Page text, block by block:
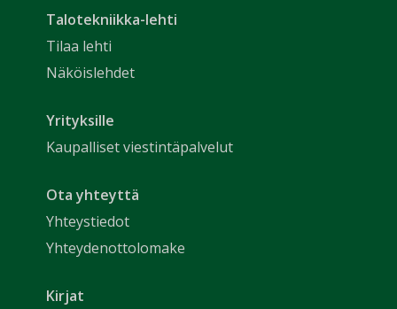
Talotekniikka-lehti
Tilaa lehti
Näköislehdet
Yrityksille
Kaupalliset viestintäpalvelut
Ota yhteyttä
Yhteystiedot
Yhteydenottolomake
Kirjat